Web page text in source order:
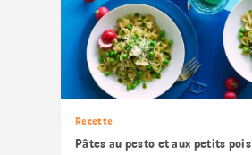
Recette
Pâtes au pesto et aux petits pois